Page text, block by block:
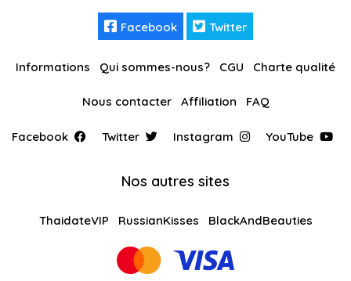
Facebook Twitter
Informations Qui sommes-nous? CGU Charte qualité
Nous contacter Affiliation FAQ
Facebook Twitter Instagram YouTube
Nos autres sites
ThaidateVIP RussianKisses BlackAndBeauties